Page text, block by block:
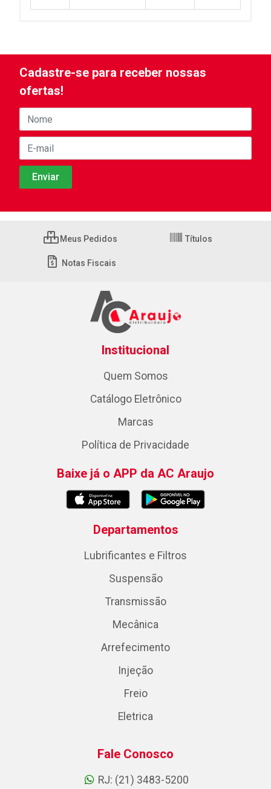
Cadastre-se para receber nossas
ofertas!
Meus Pedidos Títulos
Notas Fiscais
Institucional
Quem Somos
Catálogo Eletrônico
Marcas
Política de Privacidade
Baixe já o APP da AC Araujo
Departamentos
Lubrificantes e Filtros
Suspensão
Transmissão
Mecânica
Arrefecimento
Injeção
Freio
Eletrica
Fale Conosco
RJ: (21) 3483-5200